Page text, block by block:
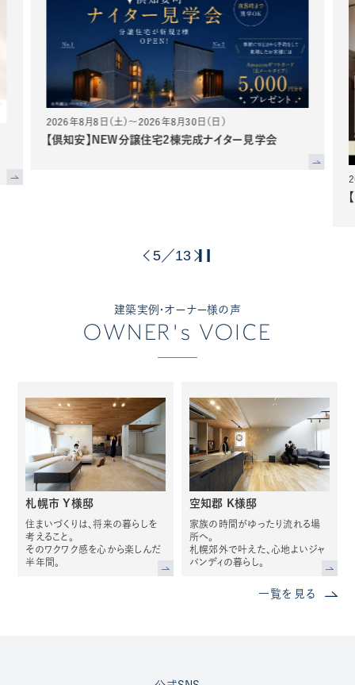
2026年8月8日（土）～2026年8月30日（日）
【倶知安】NEW分譲住宅2棟完成ナイター見学会
5／13
建築実例・オーナー様の声
OWNER's VOICE
札幌市 Y様邸
住まいづくりは、将来の暮らしを
考えること。
そのワクワク感を心から楽しんだ
半年間。
空知郡 K様邸
家族の時間がゆったり流れる場
所へ。
札幌郊外で叶えた、心地よいジャ
パンディの暮らし。
一覧を見る